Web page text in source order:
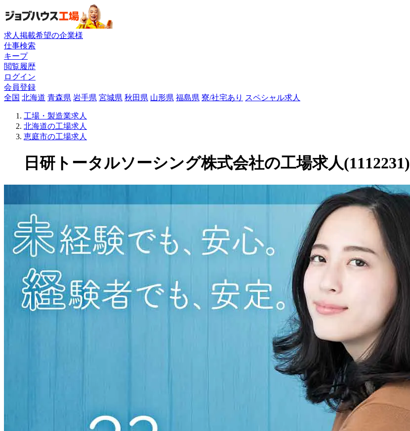
求人掲載希望の企業様
仕事検索
キープ
閲覧履歴
ログイン
会員登録
全国 北海道 青森県 岩手県 宮城県 秋田県 山形県 福島県 寮/社宅あり スペシャル求人
工場・製造業求人
北海道の工場求人
恵庭市の工場求人
日研トータルソーシング株式会社の工場求人(1112231)